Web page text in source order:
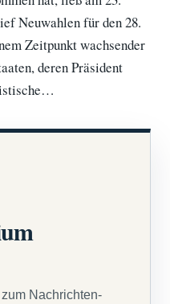
Neuwahlen für den 28.
Zeitpunkt wachsender
deren Präsident
Nachrichten-